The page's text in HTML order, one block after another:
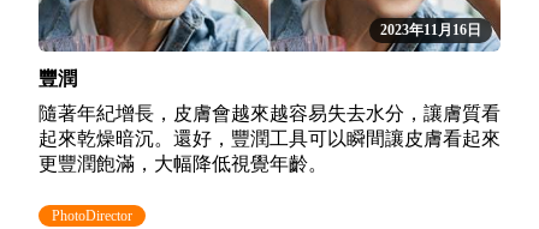
2023年11月16日
豐潤
隨著年紀增長，皮膚會越來越容易失去水分，讓膚質看
起來乾燥暗沉。還好，豐潤工具可以瞬間讓皮膚看起來
更豐潤飽滿，大幅降低視覺年齡。
PhotoDirector